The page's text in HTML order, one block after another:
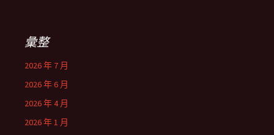
彙整
2026 年 7 月
2026 年 6 月
2026 年 4 月
2026 年 1 月